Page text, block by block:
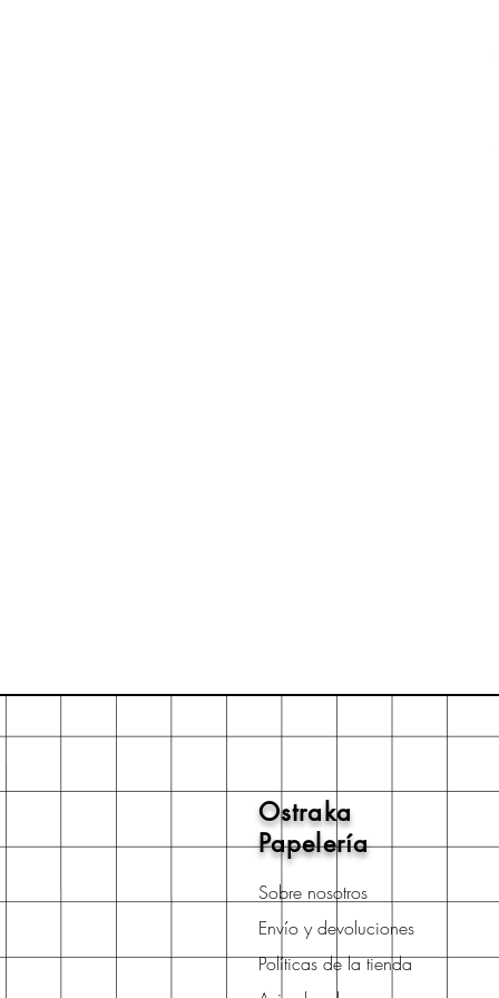
Ostraka
Papelería
Sobre nosotros
Envío y devoluciones
Políticas de la tienda